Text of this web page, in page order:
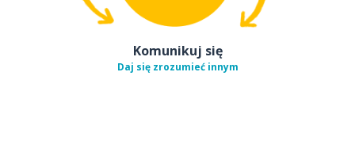
Komunikuj się
Daj się zrozumieć innym